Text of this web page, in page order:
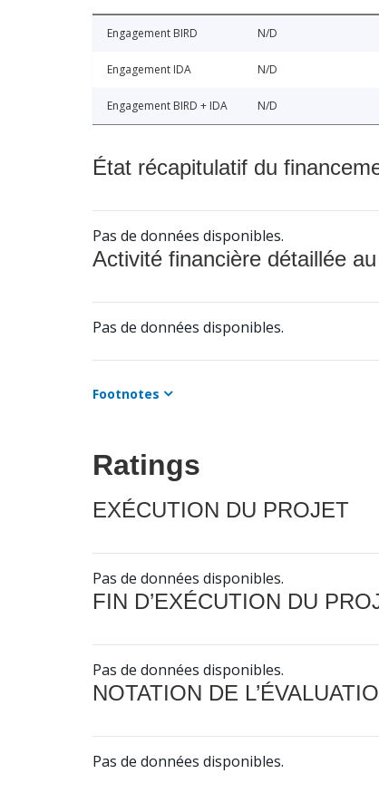
Engagement BIRD N/D
Engagement IDA N/D
Engagement BIRD + IDA N/D
État récapitulatif du
Pas de données disponibles.
Activité financière détaillée
Pas de données disponibles.
Footnotes
Ratings
EXÉCUTION DU PROJET
Pas de données disponibles.
FIN D’EXÉCUTION DU
Pas de données disponibles.
NOTATION DE
Pas de données disponibles.